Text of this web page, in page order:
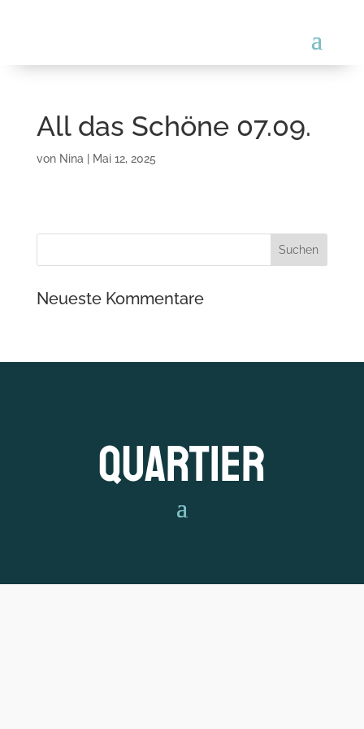
All das Schöne 07.09.
von Nina Mai 12, 2025
Neueste Kommentare
Quartier